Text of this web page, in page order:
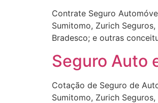
Contrate Seguro
Sumitomo, Zurich
Bradesco; e outras
Seguro Auto
Cotação de Seguro de
Sumitomo, Zurich